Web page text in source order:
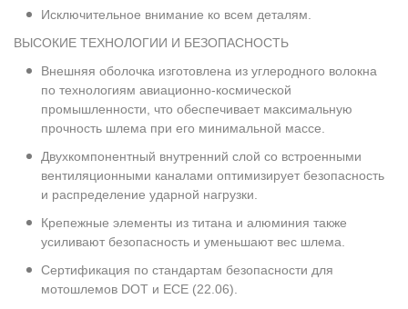
Исключительное внимание ко всем деталям.
ВЫСОКИЕ ТЕХНОЛОГИИ И БЕЗОПАСНОСТЬ
Внешняя оболочка изготовлена из углеродного волокна
по технологиям авиационно-космической
промышленности, что обеспечивает максимальную
прочность шлема при его минимальной массе.
Двухкомпонентный внутренний слой со встроенными
вентиляционными каналами оптимизирует безопасность
и распределение ударной нагрузки.
Крепежные элементы из титана и алюминия также
усиливают безопасность и уменьшают вес шлема.
Сертификация по стандартам безопасности для
мотошлемов DOT и ECE (22.06).